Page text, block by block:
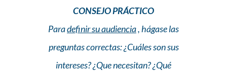
CONSEJO PRÁCTICO
Paradefinir su audiencia, hágase las
preguntas correctas: ¿Cuáles son sus
intereses? ¿Que necesitan? ¿Qué